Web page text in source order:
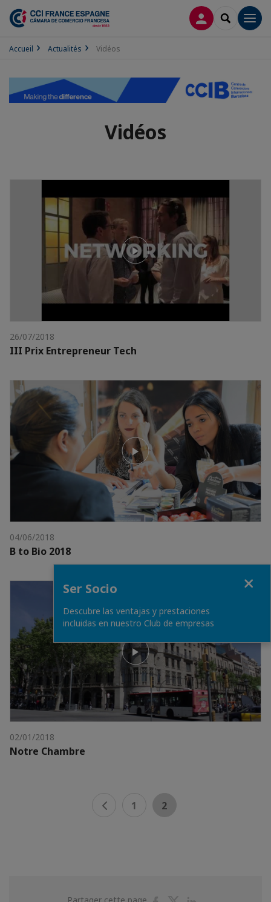
CONNEXION
Accueil Actualités Vidéos
Vidéos
26/07/2018
III Prix Entrepreneur Tech
04/06/2018
B to Bio 2018
02/01/2018
Notre Chambre
1 2
PartagerPartager
Ser Socio
Descubre las ventajas y prestaciones
incluidas en nuestro Club de empresas